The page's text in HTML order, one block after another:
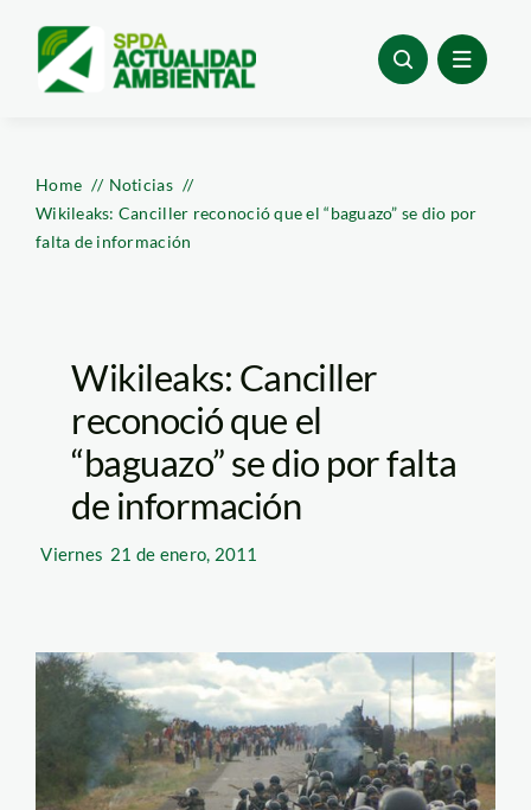
content
Home
Noticias
Wikileaks: Canciller reconoció que el “baguazo” se dio por
falta de información
Wikileaks: Canciller
reconoció que el
“baguazo” se dio por falta
de información
Viernes 21 de enero, 2011